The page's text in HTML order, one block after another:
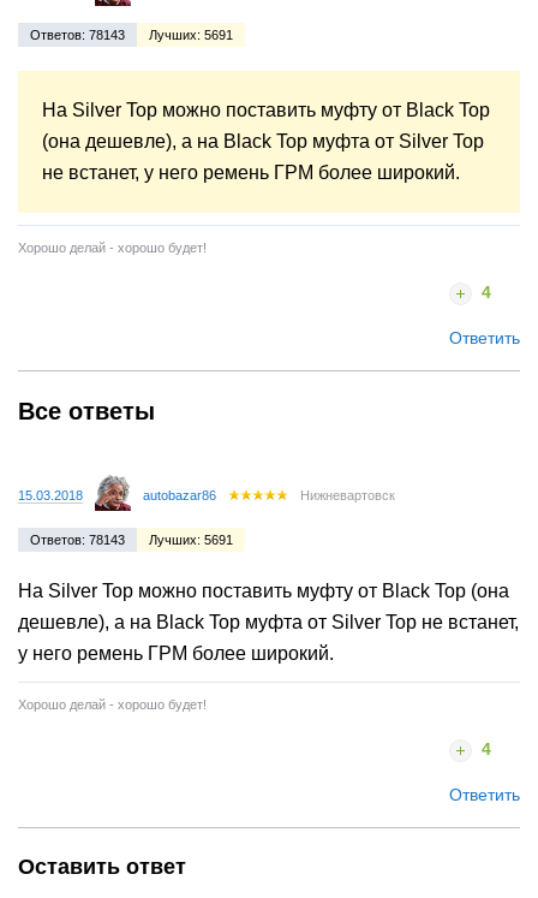
Ответов: 78143 Лучших: 5691
На Silver Top можно поставить муфту от Black Top
(она дешевле), а на Black Top муфта от Silver Top
не встанет, у него ремень ГРМ более широкий.
Хорошо делай - хорошо будет!
4
Ответить
Все ответы
15.03.2018 autobazar86 Нижневартовск
Ответов: 78143 Лучших: 5691
На Silver Top можно поставить муфту от Black Top (она
дешевле), а на Black Top муфта от Silver Top не встанет,
у него ремень ГРМ более широкий.
Хорошо делай - хорошо будет!
4
Ответить
Оставить ответ